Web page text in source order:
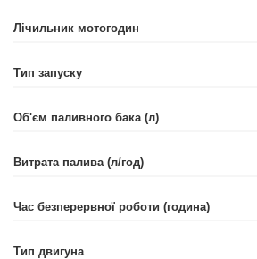
Лічильник мотогодин
Тип запуску
Об'єм паливного бака (л)
Витрата палива (л/год)
Час безперервної роботи (година)
Тип двигуна